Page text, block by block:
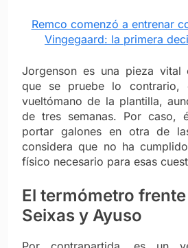
Remco comenzó a entrenar
Vingegaard: la primera
Jorgenson es una pieza vital
que se pruebe lo contrario,
vueltómano de la plantilla,
de tres semanas. Por caso,
portar galones en otra de
considera que no ha
físico necesario para esas
El termómetro frente
Seixas y Ayuso